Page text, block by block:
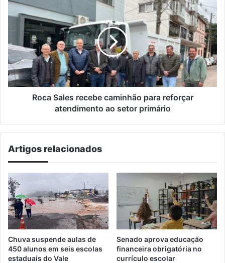
Sales
recebe
caminhão
para
reforçar
atendimento
ao
setor
Roca Sales recebe caminhão para reforçar
atendimento ao setor primário
Artigos relacionados
Chuva suspende aulas de
450 alunos em seis escolas
estaduais do Vale
Senado aprova educação
financeira obrigatória no
currículo escolar